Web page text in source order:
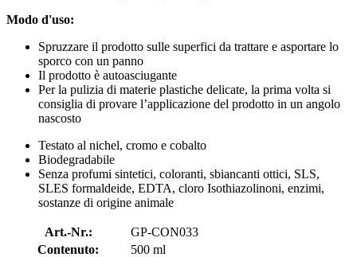
Modo d'uso:
Spruzzare il prodotto sulle superfici da trattare e asportare lo
sporco con un panno
Il prodotto è autoasciugante
Per la pulizia di materie plastiche delicate, la prima volta si
consiglia di provare l’applicazione del prodotto in un angolo
nascosto
Testato al nichel, cromo e cobalto
Biodegradabile
Senza profumi sintetici, coloranti, sbiancanti ottici, SLS,
SLES formaldeide, EDTA, cloro Isothiazolinoni, enzimi,
sostanze di origine animale
Art.-Nr.:
GP-CON033
Contenuto:
500 ml